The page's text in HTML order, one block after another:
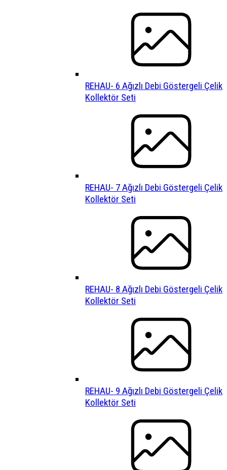
REHAU- 6 Ağızlı Debi Göstergeli Çelik
Kollektör Seti
REHAU- 7 Ağızlı Debi Göstergeli Çelik
Kollektör Seti
REHAU- 8 Ağızlı Debi Göstergeli Çelik
Kollektör Seti
REHAU- 9 Ağızlı Debi Göstergeli Çelik
Kollektör Seti